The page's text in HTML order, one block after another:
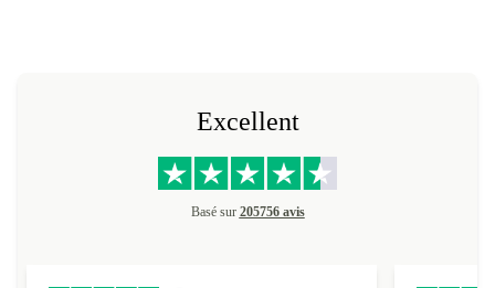
Excellent
Basé sur 205756 avis